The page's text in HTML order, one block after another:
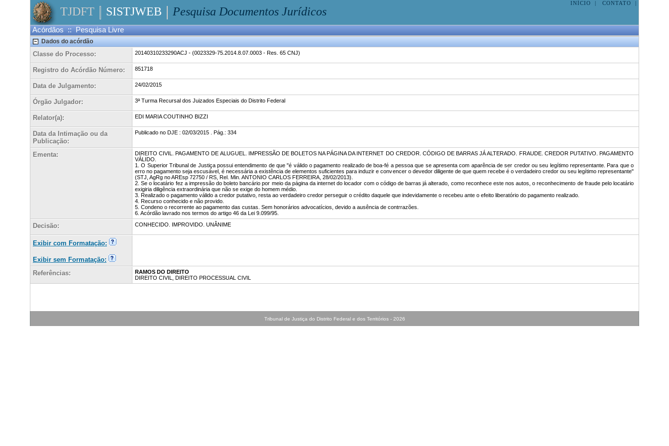
TJDFT SISTJWEB Pesquisa Documentos Jurídicos
INÍCIO | CONTATO |
Acórdãos :: Pesquisa Livre
Dados do acórdão
Classe do Processo: 20140310233290ACJ - (0023329-75.2014.8.07.0003 - Res. 65 CNJ)
Registro do Acórdão Número: 851718
Data de Julgamento: 24/02/2015
Órgão Julgador: 3ª Turma Recursal dos Juizados Especiais do Distrito Federal
Relator(a): EDI MARIA COUTINHO BIZZI
Data da Intimação ou da
Publicação:
Publicado no DJE : 02/03/2015 . Pág.: 334
Ementa:
DIREITO CIVIL. PAGAMENTO DE ALUGUEL. IMPRESSÃO DE BOLETOS NA PÁGINA DA INTERNET DO CREDOR. CÓDIGO DE BARRAS JÁ ALTERADO. FRAUDE. CREDOR PUTATIVO. PAGAMENTO
VÁLIDO.
1. O Superior Tribunal de Justiça possui entendimento de que "é válido o pagamento realizado de boa-fé a pessoa que se apresenta com aparência de ser credor ou seu legítimo representante. Para que o
erro no pagamento seja escusável, é necessária a existência de elementos suficientes para induzir e convencer o devedor diligente de que quem recebe é o verdadeiro credor ou seu legítimo representante"
(STJ, AgRg no AREsp 72750 / RS, Rel. Min. ANTONIO CARLOS FERREIRA, 28/02/2013).
2. Se o locatário fez a impressão do boleto bancário por meio da página da internet do locador com o código de barras já alterado, como reconhece este nos autos, o reconhecimento de fraude pelo locatário
exigiria diligência extraordinária que não se exige do homem médio.
3. Realizado o pagamento válido a credor putativo, resta ao verdadeiro credor perseguir o crédito daquele que indevidamente o recebeu ante o efeito liberatório do pagamento realizado.
4. Recurso conhecido e não provido.
5. Condeno o recorrente ao pagamento das custas. Sem honorários advocatícios, devido a ausência de contrrazões.
6. Acórdão lavrado nos termos do artigo 46 da Lei 9.099/95.
Decisão: CONHECIDO. IMPROVIDO. UNÂNIME
Exibir com Formatação:
Exibir sem Formatação:
Referências:
RAMOS DO DIREITO
DIREITO CIVIL, DIREITO PROCESSUAL CIVIL
Tribunal de Justiça do Distrito Federal e dos Territórios - 2026